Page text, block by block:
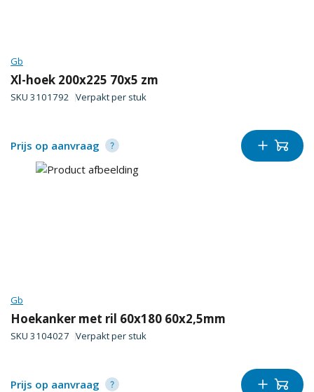
Gb
Xl-hoek 200x225 70x5 zm
SKU 3101792 Verpakt per stuk
Prijs op aanvraag
Gb
Hoekanker met ril 60x180 60x2,5mm
SKU 3104027 Verpakt per stuk
Prijs op aanvraag